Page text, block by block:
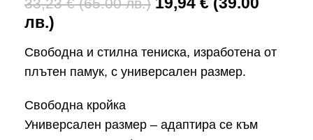
33,23€ (65.00 лв.)
лв.)
Свободна и стилна тениска, изработена от
плътен памук, с универсален размер.
Свободна кройка
Универсален размер – адаптира се към